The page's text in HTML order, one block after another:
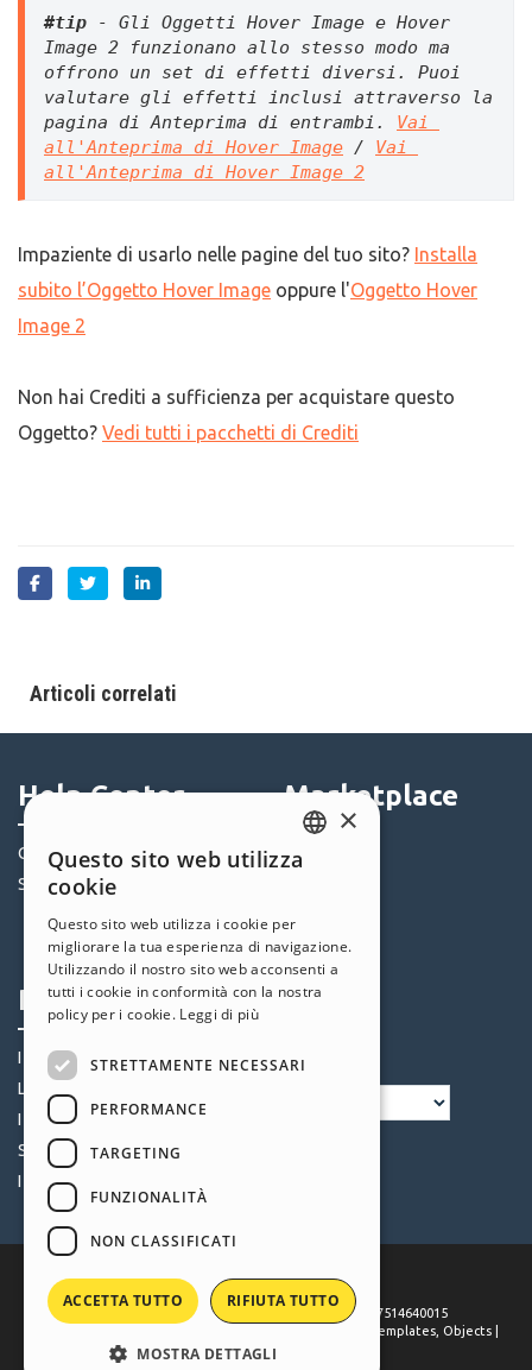
#tip - Gli Oggetti Hover Image e Hover
Image 2 funzionano allo stesso modo ma
offrono un set di effetti diversi. Puoi
valutare gli effetti inclusi attraverso la
pagina di Anteprima di entrambi. Vai
all'Anteprima di Hover Image / Vai
all'Anteprima di Hover Image 2
Impaziente di usarlo nelle pagine del tuo sito? Installa
subito l’Oggetto Hover Image oppure l'Oggetto Hover
Image 2
Non hai Crediti a sufficienza per acquistare questo
Oggetto? Vedi tutti i pacchetti di Crediti
Articoli correlati
Help Center
Community
Siti Utenti
Marketplace
Templates
Offerte
Profilo
I miei post
Le mie Licenze
I miei Download
Spazio Web
I miei Crediti
Seguici
Incomedia. All rights reserved. P.IVA IT07514640015
Templates Objects
Privacy Policy
ENGLISH
GERMAN
SPANISH
POLISH
×
Questo sito web utilizza
cookie
Questo sito web utilizza i cookie per
migliorare la tua esperienza di navigazione.
Utilizzando il nostro sito web acconsenti a
tutti i cookie in conformità con la nostra
policy per i cookie. Leggi di più
STRETTAMENTE NECESSARI
PERFORMANCE
TARGETING
FUNZIONALITÀ
NON CLASSIFICATI
ACCETTA TUTTO RIFIUTA TUTTO
MOSTRA DETTAGLI